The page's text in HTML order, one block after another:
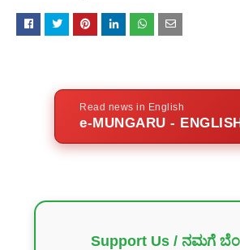
Read news in English
e-MUNGARU -
Support Us / ನಮಗೆ